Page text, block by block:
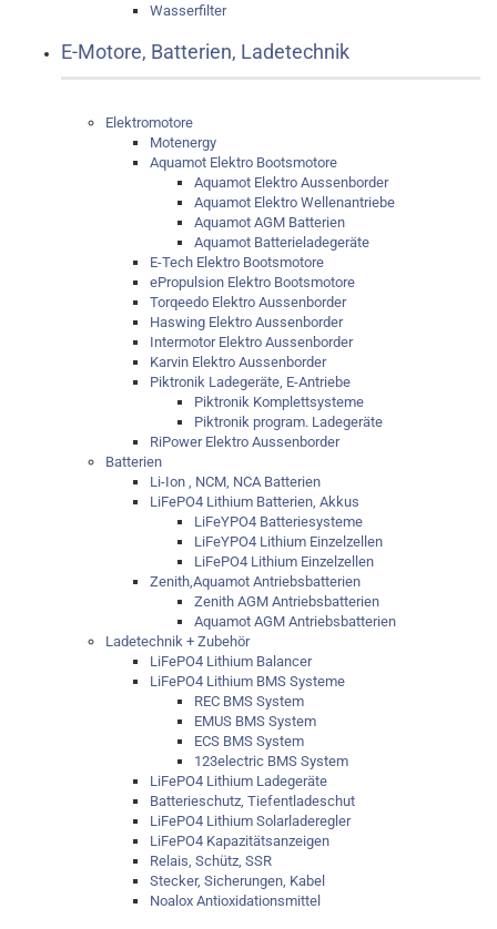
Wasserfilter
E-Motore, Batterien, Ladetechnik
Elektromotore
Motenergy
Aquamot Elektro Bootsmotore
Aquamot Elektro Aussenborder
Aquamot Elektro Wellenantriebe
Aquamot AGM Batterien
Aquamot Batterieladegeräte
E-Tech Elektro Bootsmotore
ePropulsion Elektro Bootsmotore
Torqeedo Elektro Aussenborder
Haswing Elektro Aussenborder
Intermotor Elektro Aussenborder
Karvin Elektro Aussenborder
Piktronik Ladegeräte, E-Antriebe
Piktronik Komplettsysteme
Piktronik program. Ladegeräte
RiPower Elektro Aussenborder
Batterien
Li-Ion , NCM, NCA Batterien
LiFePO4 Lithium Batterien, Akkus
LiFeYPO4 Batteriesysteme
LiFeYPO4 Lithium Einzelzellen
LiFePO4 Lithium Einzelzellen
Zenith,Aquamot Antriebsbatterien
Zenith AGM Antriebsbatterien
Aquamot AGM Antriebsbatterien
Ladetechnik + Zubehör
LiFePO4 Lithium Balancer
LiFePO4 Lithium BMS Systeme
REC BMS System
EMUS BMS System
ECS BMS System
123electric BMS System
LiFePO4 Lithium Ladegeräte
Batterieschutz, Tiefentladeschut
LiFePO4 Lithium Solarladeregler
LiFePO4 Kapazitätsanzeigen
Relais, Schütz, SSR
Stecker, Sicherungen, Kabel
Noalox Antioxidationsmittel